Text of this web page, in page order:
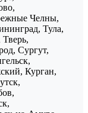
Челны,
Тула,
Сургут,
Курган,